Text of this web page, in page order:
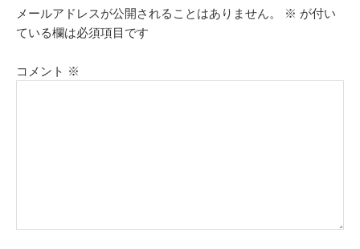
メールアドレスが公開されることはありません。 ※ が付い
ている欄は必須項目です
コメント ※